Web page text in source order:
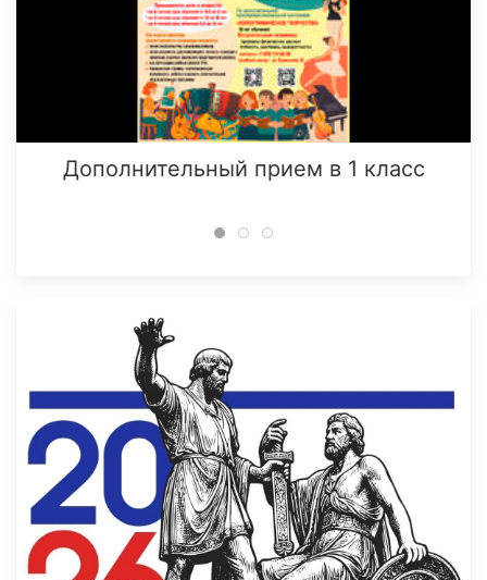
Дополнительный прием в 1 класс